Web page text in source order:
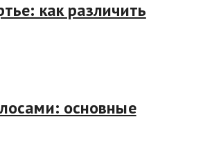
как различить
основные